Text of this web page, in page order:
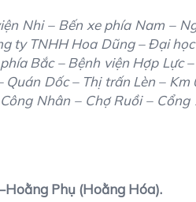
Nhi – Bến xe phía Nam –
ty TNHH Hoa Dũng – Đại
Bắc – Bệnh viện Hợp Lực
Dốc – Thị trấn Lèn – Km
Nhân – Chợ Ruồi – Cổng
Phụ (Hoằng Hóa).